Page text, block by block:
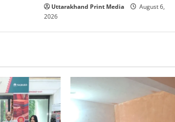
Uttarakhand Print Media
August 6,
2026